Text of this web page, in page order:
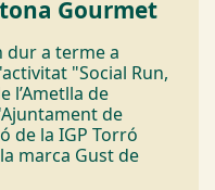
Gourmet
dur a terme a
"Social Run,
l’Ametlla de
de
de la IGP Torró
marca Gust de